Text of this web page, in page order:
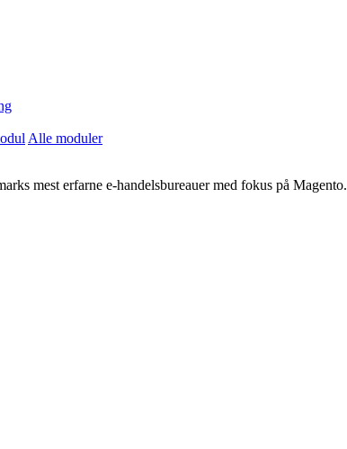
Alle moduler
mest erfarne e-handelsbureauer med fokus på Magento.